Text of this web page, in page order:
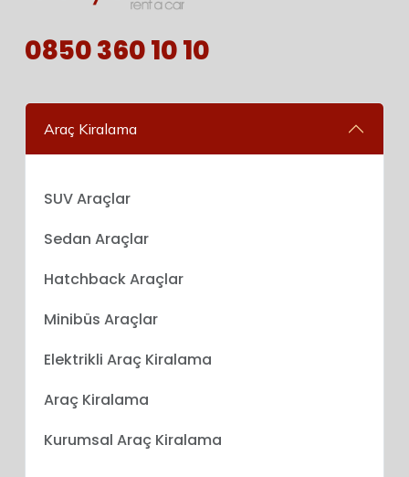
0850 360 10 10
Araç Kiralama
SUV Araçlar
Sedan Araçlar
Hatchback Araçlar
Minibüs Araçlar
Elektrikli Araç Kiralama
Araç Kiralama
Kurumsal Araç Kiralama